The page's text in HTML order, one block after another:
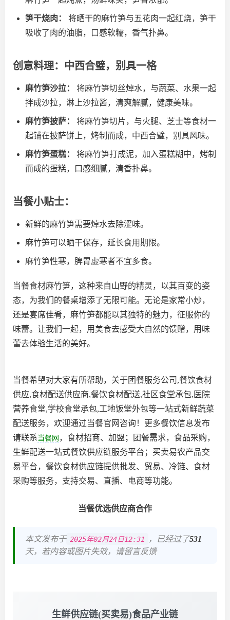
笋干烧肉：
将晒干的麻竹笋与五花肉一起红烧，笋干
吸收了肉的油脂，口感软糯，香气扑鼻。
创意料理：中西合璧，别具一格
麻竹笋沙拉：
将麻竹笋切丝焯水，与蔬菜、水果一起
拌成沙拉，淋上沙拉酱，清爽解腻，健康美味。
麻竹笋披萨：
将麻竹笋切片，与火腿、芝士等食材一
起铺在披萨饼上，烤制而成，中西合璧，别具风味。
麻竹笋蛋糕：
将麻竹笋打成泥，加入蛋糕糊中，烤制
而成的蛋糕，口感细腻，清香扑鼻。
当餐小贴士：
新鲜的麻竹笋需要焯水去除涩味。
麻竹笋可以晒干保存，延长食用期限。
麻竹笋性寒，脾胃虚寒者不宜多食。
当餐食材麻竹笋，这种来自山野的精灵，以其百变的姿
态，为我们的餐桌增添了无限可能。无论是家常小炒，
还是宴席佳肴，麻竹笋都能以其独特的魅力，征服你的
味蕾。让我们一起，用美食去感受大自然的馈赠，用味
蕾去体验生活的美好。
当餐希望对大家有所帮助，关于团餐服务公司,餐饮食材
供应,食材配送供应商,餐饮食材配送,社区食堂承包,医院
营养食堂,学校食堂承包,工地饭堂外包等一站式新鲜蔬菜
配送服务，欢迎通过当餐官网咨询！更多餐饮信息发布
请联系当餐网 ，食材招商、加盟；团餐需求，食品采购，
生鲜配送一站式餐饮供应链服务平台；买卖易农产品交
易平台，餐饮食材供应链提供批发、贸易、冷链、食材
采购等服务，支持交易、直播、电商等功能。
当餐优选供应商合作
本文发布于 2025年02月24日12:31 ，已经过了531
天，若内容或图片失效，请留言反馈
生鲜供应链(买卖易)食品产业链